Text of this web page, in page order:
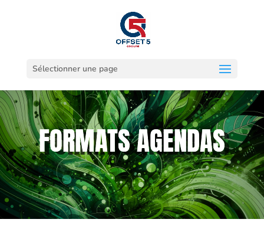
Sélectionner une page
FORMATS AGENDAS